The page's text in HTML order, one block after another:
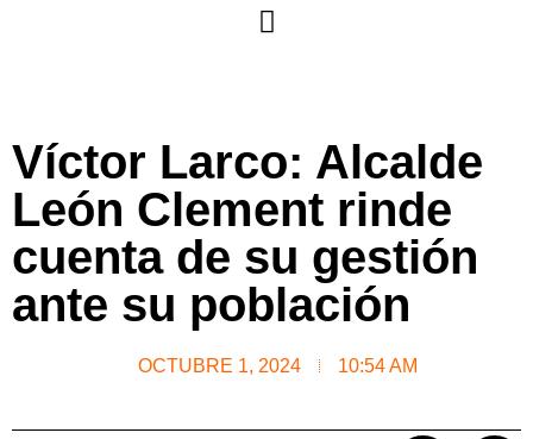
Víctor Larco: Alcalde
León Clement rinde
cuenta de su gestión
ante su población
OCTUBRE 1, 2024 10:54 AM